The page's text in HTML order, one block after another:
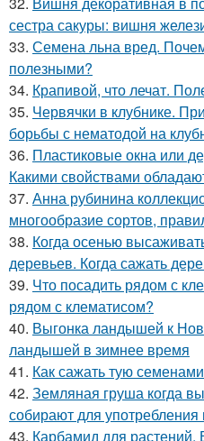
сестра сакуры: вишня
33. Семена льна вред.
полезными?
34. Крапивой, что лечат.
35. Червячки в клубнике.
борьбы с нематодой на
36. Пластиковые окна или
Какими свойствами
37. Анна рубинина
многообразие сортов,
38. Когда осенью
деревьев. Когда сажать
39. Что посадить рядом с
рядом с клематисом?
40. Выгонка ландышей к
ландышей в зимнее время
41. Как сажать тую
42. Земляная груша когда
собирают для
43. Карбамид для растений.